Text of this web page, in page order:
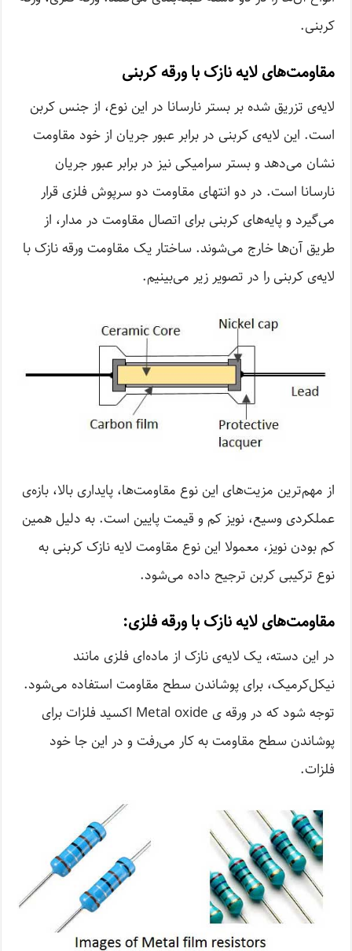
کربنی.
مقاومت‌های لایه نازک با ورقه کربنی
لایه‌ی تزریق شده بر بستر نارسانا در این نوع، از جنس کربن
است. این لایه‌ی کربنی در برابر عبور جریان از خود مقاومت
نشان ‌می‌دهد و بستر سرامیکی نیز در برابر عبور جریان
نارسانا است. در دو انتهای مقاومت دو سرپوش فلزی قرار
می‌گیرد و پایه‌های کربنی برای اتصال مقاومت در مدار، از
طریق آن‌ها خارج می‌شوند. ساختار یک مقاومت ورقه نازک با
لایه‌ی کربنی را در تصویر زیر می‌بینیم.
از مهم‌ترین مزیت‌های این نوع مقاومت‌ها، پایداری بالا، بازه‌ی
عملکردی وسیع، نویز کم و قیمت پایین است. به دلیل همین
کم بودن نویز، معمولا این نوع مقاومت لایه نازک کربنی به
نوع ترکیبی کربن ترجیح داده می‌شود.
مقاومت‌های لایه نازک با ورقه فلزی:
در این دسته، یک لایه‌ی نازک از ماده‌ای فلزی مانند
نیکل‌کرمیک، برای پوشاندن سطح مقاومت استفاده می‌شود.
توجه شود که در ورقه ی Metal oxide اکسید فلزات برای
پوشاندن سطح مقاومت به کار می‌رفت و در این جا خود
فلزات.